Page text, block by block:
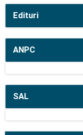
Edituri
ANPC
SAL